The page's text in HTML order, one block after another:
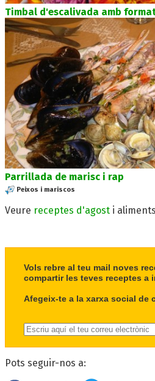
Timbal d'escalivada amb
Parrillada de marisc i rap
Peixos i mariscos
Veure receptes d'agost i
Vols rebre al teu mail noves
compartir les teves receptes a
Afegeix-te a la xarxa social de
Pots seguir-nos a: